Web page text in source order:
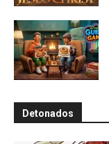
Detonados